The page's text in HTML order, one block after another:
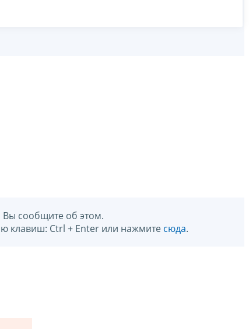
Вы сообщите об этом.
клавиш: Ctrl + Enter или нажмите сюда.